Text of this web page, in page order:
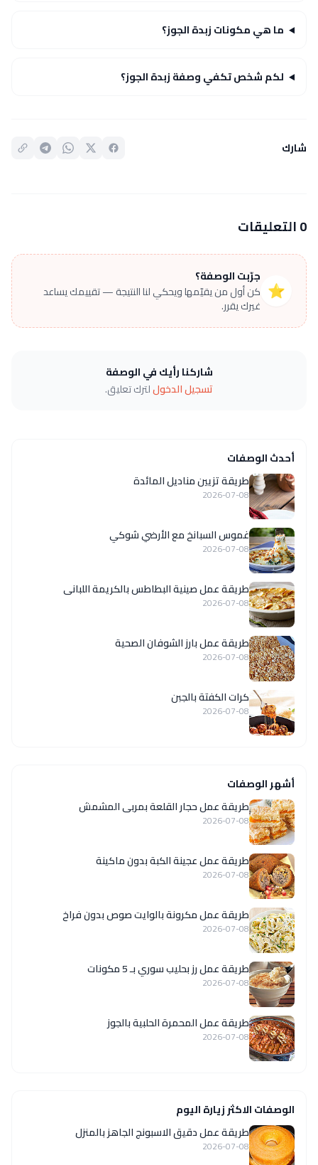
ما هي مكونات زبدة الجوز؟
لكم شخص تكفي وصفة زبدة الجوز؟
شارك
0 التعليقات
⭐
جرّبت الوصفة؟
كن أول من يقيّمها ويحكي لنا النتيجة — تقييمك يساعد
غيرك يقرر.
شاركنا رأيك في الوصفة
تسجيل الدخوللترك تعليق.
أحدث الوصفات
طريقة تزيين مناديل المائدة
2026-07-08
غموس السبانخ مع الأرضي شوكي
2026-07-08
طريقة عمل صينية البطاطس بالكريمة اللبانى
2026-07-08
طريقة عمل بارز الشوفان الصحية
2026-07-08
كرات الكفتة بالجبن
2026-07-08
أشهر الوصفات
طريقة عمل حجار القلعة بمربى المشمش
2026-07-08
طريقة عمل عجينة الكبة بدون ماكينة
2026-07-08
طريقة عمل مكرونة بالوايت صوص بدون فراخ
2026-07-08
طريقة عمل رز بحليب سوري بـ 5 مكونات
2026-07-08
طريقة عمل المحمرة الحلبية بالجوز
2026-07-08
الوصفات الاكثر زيارة اليوم
طريقة عمل دقيق الاسبونج الجاهز بالمنزل
2026-07-08